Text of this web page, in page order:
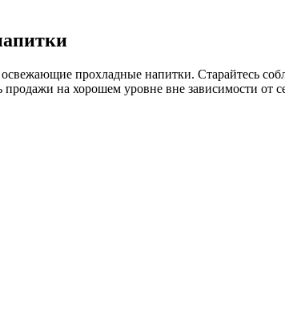
прохладные напитки. Старайтесь
на хорошем уровне вне зависимости от